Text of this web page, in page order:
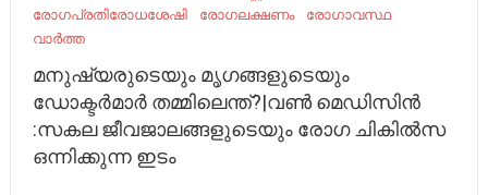
രോഗപ്രതിരോധശേഷി
രോഗലക്ഷണം
രോഗാവസ്ഥ
വാർത്ത
മനുഷ്യരുടെയും മൃഗങ്ങളുടെയും
ഡോക്ടർമാർ തമ്മിലെന്ത്?|വൺ മെഡിസിൻ
:സകല ജീവജാലങ്ങളുടെയും രോഗ ചികിൽസ
ഒന്നിക്കുന്ന ഇടം